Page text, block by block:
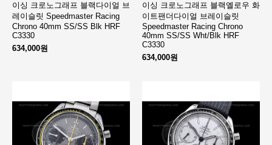
이싱 크로노그래프 블랙다이얼 브
레이슬릿 Speedmaster Racing
Chrono 40mm SS/SS Blk HRF
C3330
634,000원
이싱 크로노그래프 블랙옐로우 화
이트팬더다이얼 브레이슬릿
Speedmaster Racing Chrono
40mm SS/SS Wht/Blk HRF
C3330
634,000원